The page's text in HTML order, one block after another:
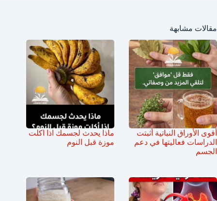
مقالات مشابهة
أقوى الأوراق النباتية أثبتت
الدراسات فعاليتها في دعم
الجسم
ماذا يحدث لجسمك اذا اكلت
موزة قبل النوم